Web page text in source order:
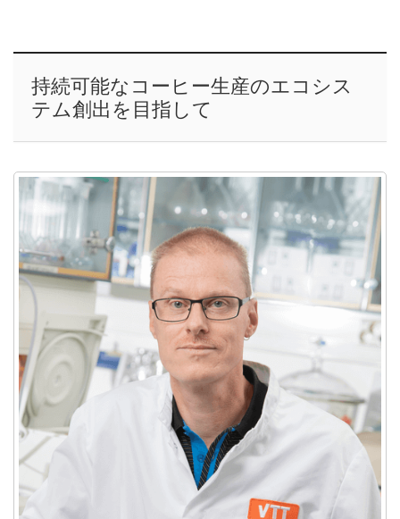
持続可能なコーヒー生産のエコシス
テム創出を目指して